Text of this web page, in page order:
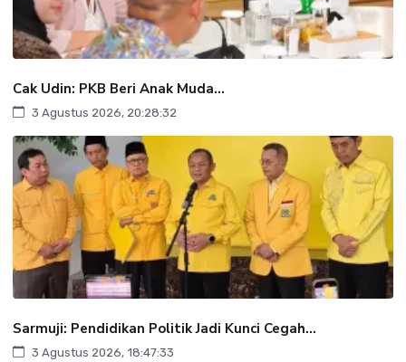
Cak Udin: PKB Beri Anak Muda...
3 Agustus 2026, 20:28:32
Sarmuji: Pendidikan Politik Jadi Kunci Cegah...
3 Agustus 2026, 18:47:33